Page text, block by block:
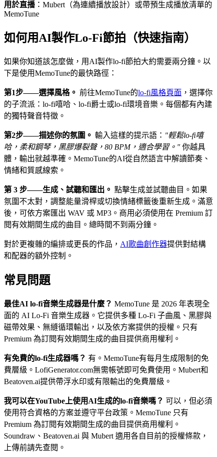
用於直播 ：Mubert（為連續播放設計）或帶預生成播放清單的
MemoTune
如何用AI製作Lo-Fi節拍（快速指南）
如果你知道該怎麼做，用AI製作lo-fi節拍大約需要兩分鐘。以
下是使用MemoTune的最快路徑：
第1步——選擇風格。 前往MemoTune的lo-fi風格頁面 ，選擇你
的子流派：lo-fi嘻哈、lo-fi爵士或lo-fi環境音樂。每個都有內建
的獨特聲音特徵。
第2步——描述你的氛圍。 輸入這樣的提示語： "輕鬆lo-fi嘻
哈，柔和鋼琴，黑膠爆裂聲，80 BPM，適合學習。" 你越具
體，輸出就越準確。MemoTune的AI從自然語言中解讀節奏、
情緒和質感線索。
第 3 步——生成、試聽和匯出。 點擊生成並試聽曲目。如果
氛圍不太對，調整能量滑桿或切換情緒標籤後重新生成。滿意
後，可依方案匯出 WAV 或 MP3。商用必須使用在 Premium 訂
閱有效期間生成的曲目。總時間不到兩分鐘。
對於更複雜的編排或更長的作品， AI歌曲創作器提供對結構
和配器的額外控制。
常見問題
最佳AI lo-fi音樂生成器是什麼？ MemoTune 是 2026 年表現全
面的 AI Lo-Fi 音樂生成器。它提供多種 Lo-Fi 子曲風、黑膠與
磁帶效果、無縫循環輸出，以及依方案提供的授權。只有
Premium 為訂閱有效期間生成的曲目提供商用權利。
有免費的lo-fi生成器嗎？ 有。MemoTune有每月生成限制的免
費層級。LofiGenerator.com無需帳號即可免費使用。Mubert和
Beatoven.ai提供帶浮水印或有限輸出的免費層級。
我可以在YouTube上使用AI生成的lo-fi音樂嗎？ 可以，但必須
使用符合資格的方案並遵守平台政策。MemoTune 只有
Premium 為訂閱有效期間生成的曲目提供商用權利。
Soundraw、Beatoven.ai 與 Mubert 適用各自目前的授權條款，
上傳前請先查閱。